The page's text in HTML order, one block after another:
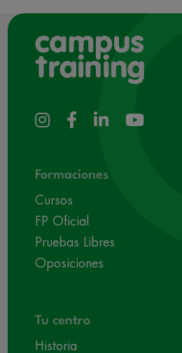
Formaciones
Cursos
FP Oficial
Pruebas Libres
Oposiciones
Tu centro
Historia